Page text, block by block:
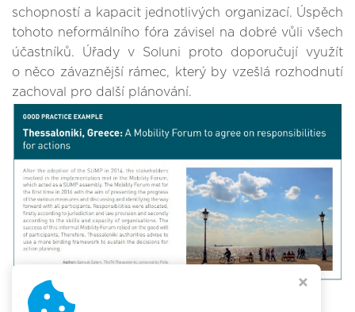
schopností a kapacit jednotlivých organizací. Úspěch
tohoto neformálního fóra závisel na dobré vůli všech
účastníků. Úřady v Soluni proto doporučují využít
o něco závaznější rámec, který by vzešlá rozhodnutí
zachoval pro další plánování.